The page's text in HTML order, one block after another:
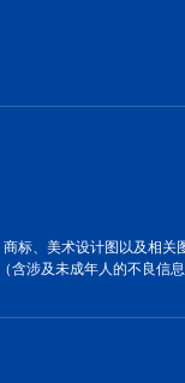
标、美术设计图以及相
含涉及未成年人的不良信